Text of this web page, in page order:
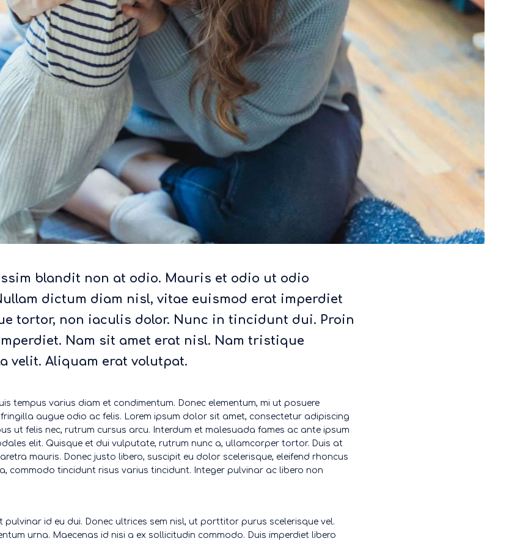
blandit non at odio. Mauris et odio ut odio
dictum diam nisl, vitae euismod erat imperdiet
tortor, non iaculis dolor. Nunc in tincidunt dui. Proin
Nam sit amet erat nisl. Nam tristique
velit. Aliquam erat volutpat.
tempus varius diam et condimentum. Donec elementum, mi ut posuere
augue odio ac felis. Lorem ipsum dolor sit amet, consectetur adipiscing
ut felis nec, rutrum cursus arcu. Interdum et malesuada fames ac ante ipsum
elit. Quisque et dui vulputate, rutrum nunc a, ullamcorper tortor. Duis at
mauris. Donec justo libero, suscipit eu dolor scelerisque, eleifend rhoncus
commodo tincidunt risus varius tincidunt. Integer pulvinar ac libero non
id eu dui. Donec ultrices sem nisl, ut porttitor purus scelerisque vel.
urna. Maecenas id nisi a ex sollicitudin commodo. Duis imperdiet libero